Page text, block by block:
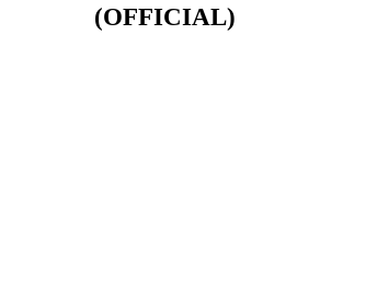
(OFFICIAL)